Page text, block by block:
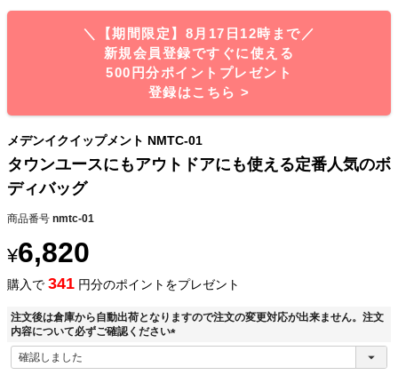
＼【期間限定】8月17日12時まで／
新規会員登録ですぐに使える
500円分ポイントプレゼント
登録はこちら >
メデンイクイップメント NMTC-01
タウンユースにもアウトドアにも使える定番人気のボ
ディバッグ
商品番号 nmtc-01
¥6,820
購入で 341 円分のポイントをプレゼント
注文後は倉庫から自動出荷となりますので注文の変更対応が出来ません。注文
内容について必ずご確認ください
(